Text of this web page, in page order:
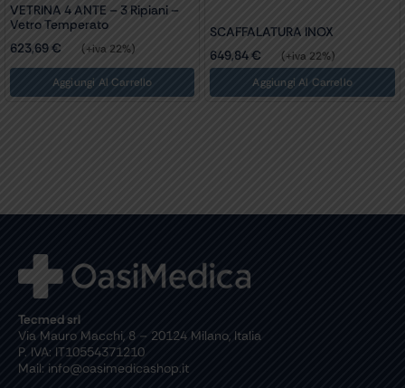
VETRINA 4 ANTE – 3 Ripiani –
Vetro Temperato
623,69€ (+iva 22%)
Aggiungi Al Carrello
SCAFFALATURA INOX
649,84€
(+iva 22%)
Aggiungi Al Carrello
Tecmed srl
Via Mauro Macchi, 8 – 20124 Milano, Italia
P. IVA: IT10554371210
Mail: info@oasimedicashop.it